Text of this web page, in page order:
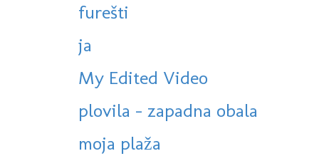
furešti
ja
My Edited Video
plovila - zapadna obala
moja plaža